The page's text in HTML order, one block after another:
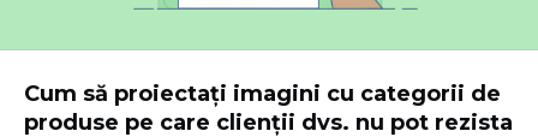
Cum să proiectați imagini cu categorii de
produse pe care clienții dvs. nu pot rezista